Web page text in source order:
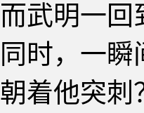
而武明一回
同时，一
朝着他突刺